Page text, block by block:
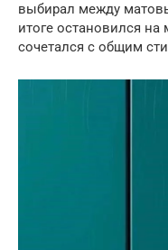
выбирал между
итоге остановился
сочетался с общим